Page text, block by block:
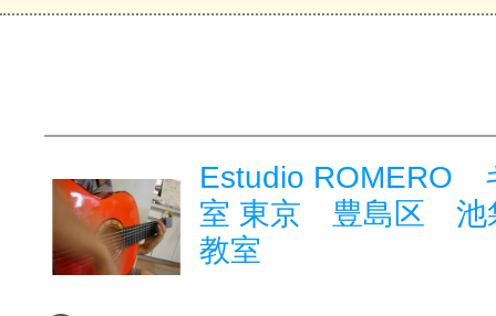
Estudio ROMERO
室 東京 豊島区
教室